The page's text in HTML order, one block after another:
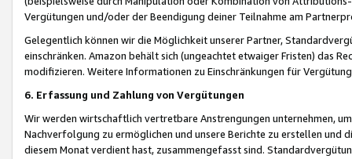
Vergütungen und/oder der Beendigung deiner Teilnahme am
Gelegentlich können wir die Möglichkeit unserer Partner,
einschränken. Amazon behält sich (ungeachtet etwaiger Fristen) das
modifizieren. Weitere Informationen zu Einschränkungen für
6. Erfassung und Zahlung von Vergütungen
Wir werden wirtschaftlich vertretbare Anstrengungen unternehmen,
Nachverfolgung zu ermöglichen und unsere Berichte zu erstellen und
diesem Monat verdient hast, zusammengefasst sind.